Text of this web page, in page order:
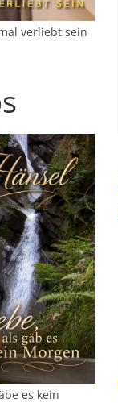
verliebt sein
es kein